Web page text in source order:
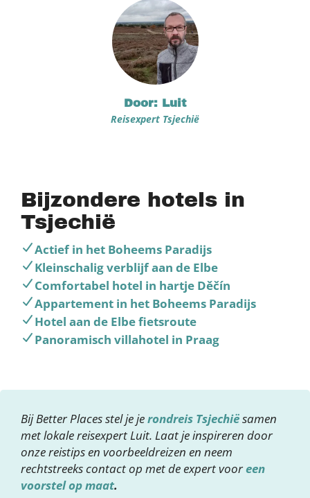
Door: Luit
Reisexpert Tsjechië
Bijzondere hotels in
Tsjechië
Actief in het Boheems Paradijs
Kleinschalig verblijf aan de Elbe
Comfortabel hotel in hartje Děčín
Appartement in het Boheems Paradijs
Hotel aan de Elbe fietsroute
Panoramisch villahotel in Praag
Bij Better Places stel je jerondreis Tsjechiësamen
met lokale reisexpert Luit. Laat je inspireren door
onze reistips en voorbeeldreizen en neem
rechtstreeks contact op met de expert vooreen
voorstel op maat.